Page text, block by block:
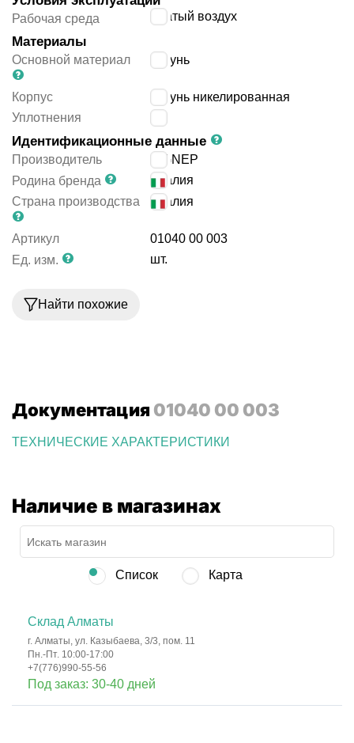
Рабочая среда сжатый воздух
Материалы
Основной материал латунь
Корпус
латунь никелированная
Уплотнения
Идентификационные данные
Производитель
AIGNEP
Родина бренда
Италия
Страна производства
Италия
Артикул
01040 00 003
Ед. изм.
шт.
Найти похожие
Документация 01040 00 003
ТЕХНИЧЕСКИЕ ХАРАКТЕРИСТИКИ
Наличие в магазинах
Список Карта
Склад Алматы
г. Алматы, ул. Казыбаева, 3/3, пом. 11
Пн.-Пт. 10:00-17:00
+7(776)990-55-56
Под заказ: 30-40 дней